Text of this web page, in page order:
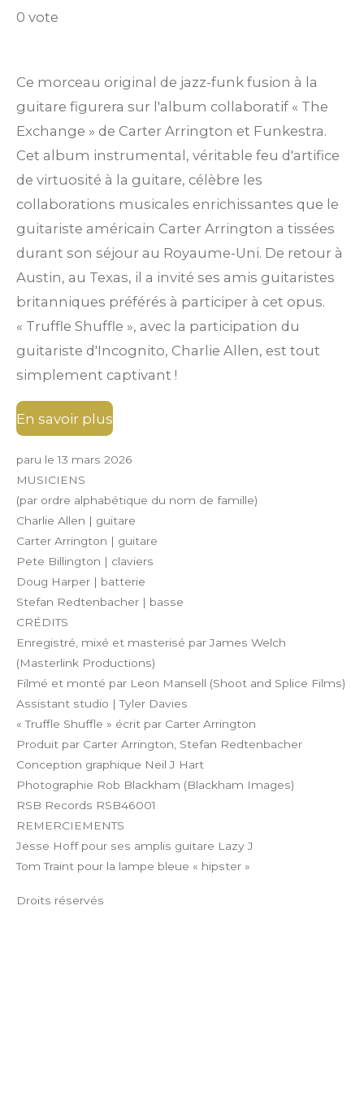
u
a
t
i
o
n
:
0
é
t
o
i
l
e
é
i
l
e
é
i
l
e
s
i
l
e
s
i
l
e
s
i
l
e
s
r
'
é
a
l
a
t
o
n
0 vote
Ce morceau original de jazz-funk fusion à la
guitare figurera sur l'album collaboratif « The
Exchange » de Carter Arrington et Funkestra.
Cet album instrumental, véritable feu d'artifice
de virtuosité à la guitare, célèbre les
collaborations musicales enrichissantes que le
guitariste américain Carter Arrington a tissées
durant son séjour au Royaume-Uni. De retour à
Austin, au Texas, il a invité ses amis guitaristes
britanniques préférés à participer à cet opus.
« Truffle Shuffle », avec la participation du
guitariste d'Incognito, Charlie Allen, est tout
simplement captivant !
En savoir plus
paru le 13 mars 2026
MUSICIENS
(par ordre alphabétique du nom de famille)
Charlie Allen | guitare
Carter Arrington | guitare
Pete Billington | claviers
Doug Harper | batterie
Stefan Redtenbacher | basse
CRÉDITS
Enregistré, mixé et masterisé par James Welch
(Masterlink Productions)
Filmé et monté par Leon Mansell (Shoot and Splice Films)
Assistant studio | Tyler Davies
« Truffle Shuffle » écrit par Carter Arrington
Produit par Carter Arrington, Stefan Redtenbacher
Conception graphique Neil J Hart
Photographie Rob Blackham (Blackham Images)
RSB Records RSB46001
REMERCIEMENTS
Jesse Hoff pour ses amplis guitare Lazy J
Tom Traint pour la lampe bleue « hipster »
Droits réservés